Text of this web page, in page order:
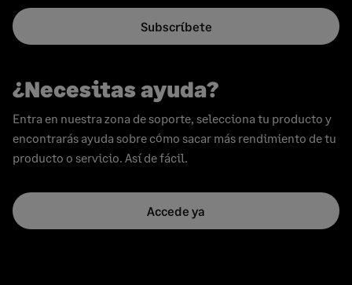
Subscríbete
¿Necesitas ayuda?
Entra en nuestra zona de soporte, selecciona tu producto y
encontrarás ayuda sobre cómo sacar más rendimiento de tu
producto o servicio. Así de fácil.
Accede ya